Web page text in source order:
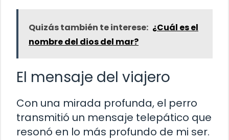
Quizás también te interese: ¿Cuál es el
nombre del dios del mar?
El mensaje del viajero
Con una mirada profunda, el perro
transmitió un mensaje telepático que
resonó en lo más profundo de mi ser.